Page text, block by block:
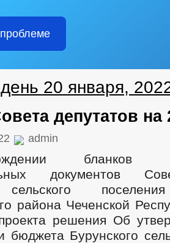
20 января,
депутатов на
admin
бланков
документов
сельского
района Чеченской
решения Об
бюджета Бурунского